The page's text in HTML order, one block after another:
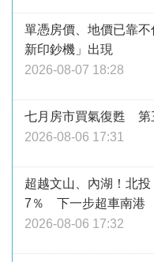
單憑房價、地價已靠
新印鈔機」出現
2026-08-07 18:28
七月房市買氣復甦 第
2026-08-06 17:31
超越文山、內湖！北
7％ 下一步超車南港
2026-08-06 17:32